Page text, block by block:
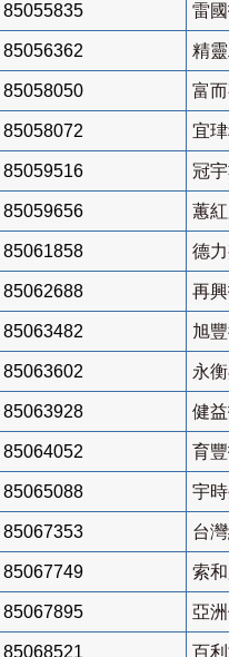
85055835 雷
85056362 精
85058050 富
85058072 宜
85059516 冠
85059656 蕙
85061858 德
85062688 再
85063482 旭
85063602 永
85063928 健
85064052 育
85065088 宇
85067353 台
85067749 索
85067895 亞
85068521 百